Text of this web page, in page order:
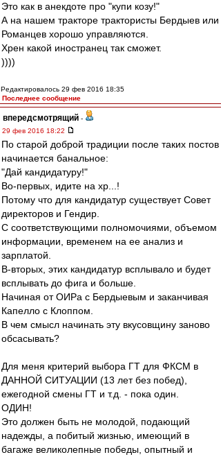
Это как в анекдоте про "купи козу!"
А на нашем тракторе трактористы Бердыев или
Романцев хорошо управляются.
Хрен какой иностранец так сможет.
))))
Редактировалось 29 фев 2016 18:35
Последнее сообщение
впередсмотрящий -
29 фев 2016 18:22
По старой доброй традиции после таких постов
начинается банальное:
"Дай кандидатуру!"
Во-первых, идите на хр...!
Потому что для кандидатур существует Совет
директоров и Гендир.
С соответствующими полномочиями, объемом
информации, временем на ее анализ и
зарплатой.
В-вторых, этих кандидатур всплывало и будет
всплывать до фига и больше.
Начиная от ОИРа с Бердыевым и заканчивая
Капелло с Клоппом.
В чем смысл начинать эту вкусовщину заново
обсасывать?
Для меня критерий выбора ГТ для ФКСМ в
ДАННОЙ СИТУАЦИИ (13 лет без побед),
ежегодной смены ГТ и т.д. - пока один.
ОДИН!
Это должен быть не молодой, подающий
надежды, а побитый жизнью, имеющий в
багаже великолепные победы, опытный и